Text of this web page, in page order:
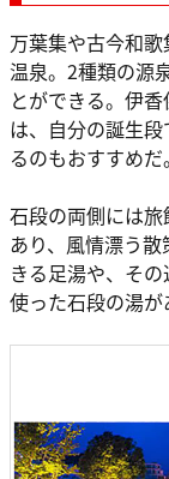
万葉集や古今和
温泉。2種類の源
とができる。伊
は、自分の誕生
るのもおすすめだ。
石段の両側には
あり、風情漂う
きる足湯や、そ
使った石段の湯が